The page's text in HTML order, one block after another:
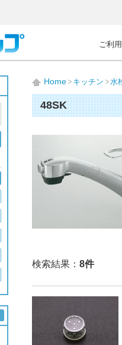
ご利
Home キッチン 水
48SK
検索結果： 8件